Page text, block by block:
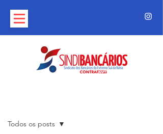
Todos os posts